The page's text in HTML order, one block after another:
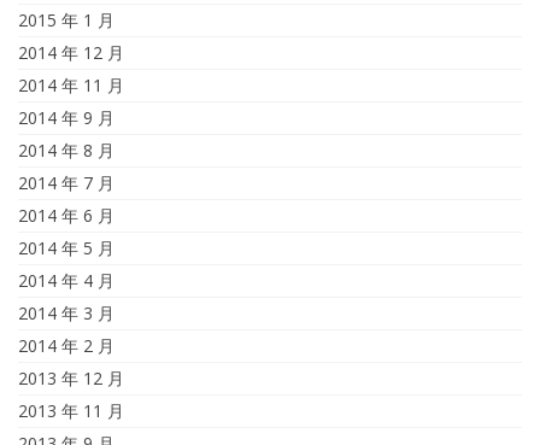
2015 年 1 月
2014 年 12 月
2014 年 11 月
2014 年 9 月
2014 年 8 月
2014 年 7 月
2014 年 6 月
2014 年 5 月
2014 年 4 月
2014 年 3 月
2014 年 2 月
2013 年 12 月
2013 年 11 月